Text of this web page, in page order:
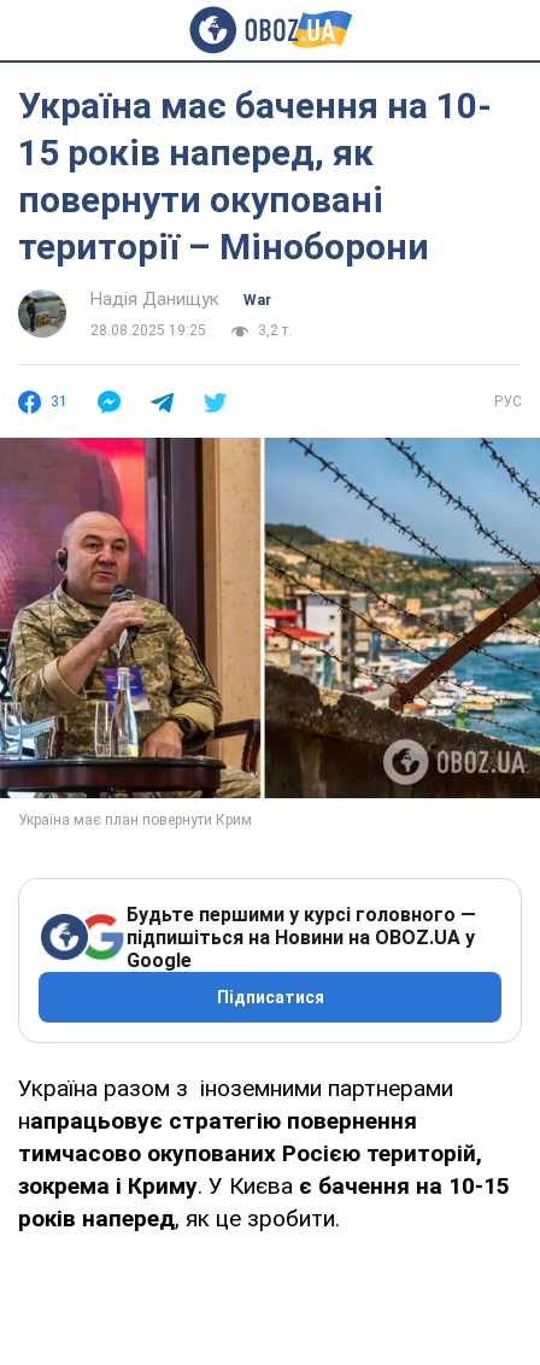
Україна має бачення на 10-
15 років наперед, як
повернути окуповані
території – Міноборони
Надія Данищук
War
28.08.2025 19:25
3,2 т.
31 РУС
Будьте першими у курсі головного —
підпишіться на Новини на OBOZ.UA у
Google
Підписатися
Україна разом з іноземними партнерами
напрацьовує стратегію повернення
тимчасово окупованих Росією територій,
зокрема і Криму. У Києва є бачення на 10-15
років наперед, як це зробити.